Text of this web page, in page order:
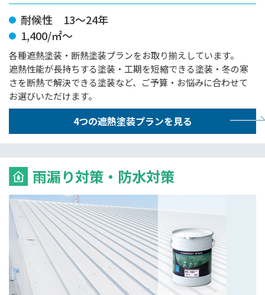
耐候性 13～24年
1,400/㎡～
各種遮熱塗装・断熱塗装プランをお取り揃えしています。
遮熱性能が長持ちする塗装・工期を短縮できる塗装・冬の寒
さを断熱で解決できる塗装など、ご予算・お悩みに合わせて
お選びいただけます。
4つの遮熱塗装プランを見る
雨漏り対策・防水対策